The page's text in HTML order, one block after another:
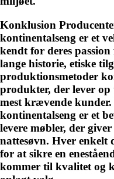
Konklusion
kontinentalseng er et
kendt for deres
lange historie, etiske
produktionsmetoder
produkter, der lever op
mest krævende
kontinentalseng er et
levere møbler, der
nattesøvn. Hver enkelt
for at sikre en
kommer til kvalitet og